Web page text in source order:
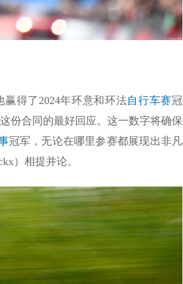
得了2024年环意和环法自行车赛冠
份合同的最好回应。这一数字将确保
冠军，无论在哪里参赛都展现出非凡
）相提并论。